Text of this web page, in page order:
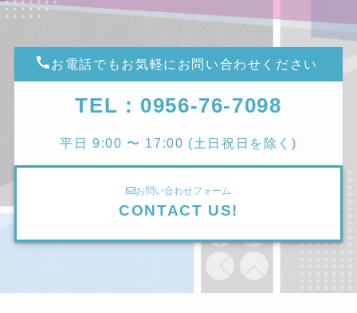
お電話でもお気軽にお問い合わせください
TEL : 0956-76-7098
平日 9:00 〜 17:00 (土日祝日を除く)
お問い合わせフォーム
CONTACT US!